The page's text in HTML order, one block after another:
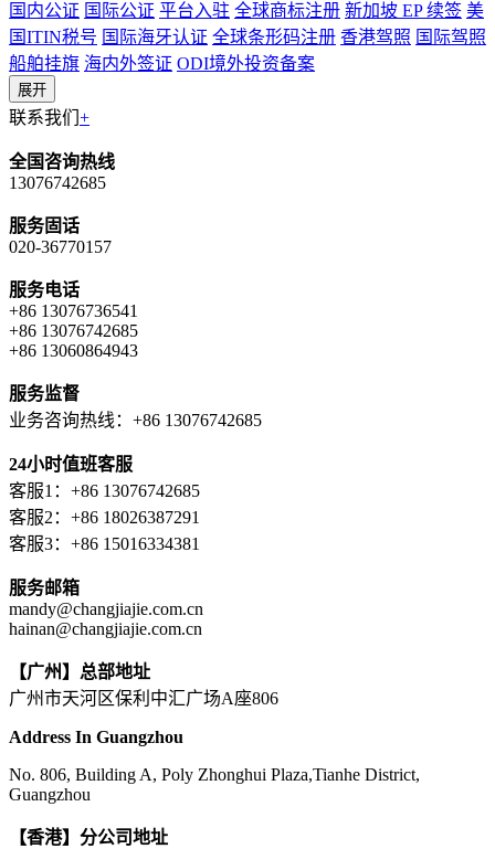
国内公证 国际公证 平台入驻 全球商标注册 新加坡 EP 续签 美
国ITIN税号 国际海牙认证 全球条形码注册 香港驾照 国际驾照
船舶挂旗 海内外签证 ODI境外投资备案
展开
联系我们 +
全国咨询热线
13076742685
服务固话
020-36770157
服务电话
+86 13076736541
+86 13076742685
+86 13060864943
服务监督
业务咨询热线：+86 13076742685
24小时值班客服
客服1：+86 13076742685
客服2：+86 18026387291
客服3：+86 15016334381
服务邮箱
mandy@changjiajie.com.cn
hainan@changjiajie.com.cn
【广州】总部地址
广州市天河区保利中汇广场A座806
Address In Guangzhou
No. 806, Building A, Poly Zhonghui Plaza,Tianhe District,
Guangzhou
【香港】分公司地址